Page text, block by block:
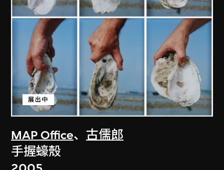
MAP Office、 古儒郎
展出中
手握蠔殼